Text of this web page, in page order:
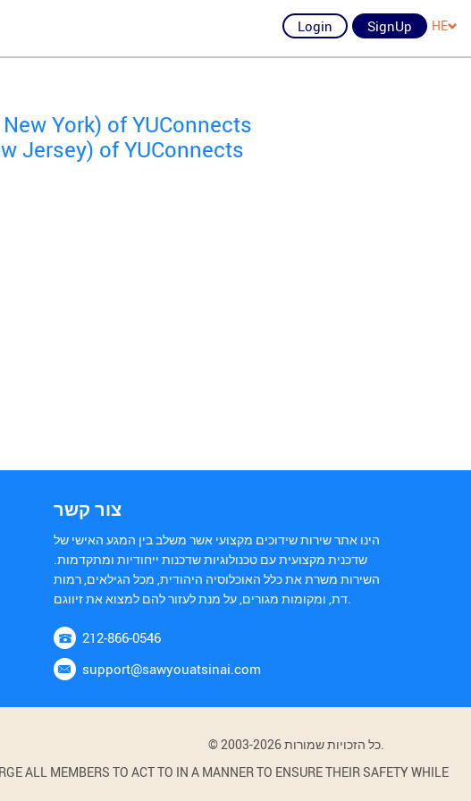
Login SignUp HE
York) of YUConnects
Jersey) of YUConnects
צור קשר
הינו אתר שירות שידוכים מקצועי אשר משלב בין המגע האישי של
שדכנית מקצועית עם טכנולוגיות שדכנות ייחודיות ומתקדמות.
השירות משרת את כלל האוכלוסיה היהודית, מכל הגילאים, רמות
212-866-0546
support@sawyouatsinai.com
ALL MEMBERS TO ACT TO IN A MANNER TO ENSURE THEIR SAFETY WHILE